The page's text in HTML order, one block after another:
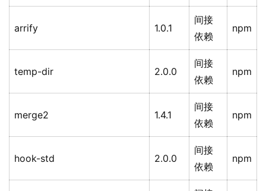
arrify 1.0.1
间接
依赖
npm
temp-dir 2.0.0
间接
依赖
npm
merge2 1.4.1
间接
依赖
npm
hook-std 2.0.0
间接
依赖
npm